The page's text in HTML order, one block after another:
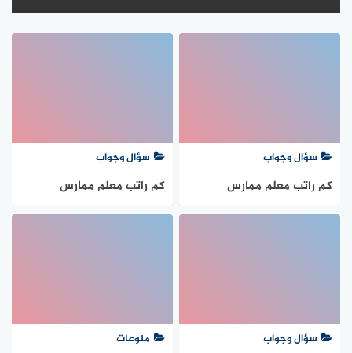
سؤال وجواب
كم راتب معلم ممارس
1447/2025
سؤال وجواب
كم راتب معلم ممارس
1447/2025
سؤال وجواب منوعات